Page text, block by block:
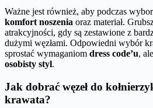
Ważne jest również, aby podczas
komfort noszenia oraz materiał.
atrakcyjności, gdy są zestawione z
dużymi węzłami. Odpowiedni wybór
sprostać wymaganiom dress code’u,
osobisty styl.
Jak dobrać węzeł do
krawata?